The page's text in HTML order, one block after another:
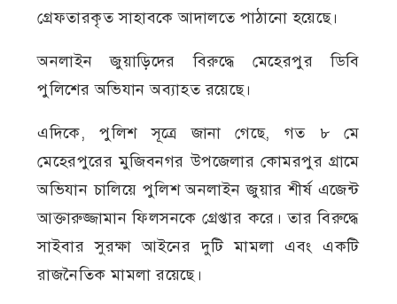
গ্রেফতারকৃত সাহাবকে আদালতে পাঠানো হয়েছে।
অনলাইন জুয়াড়িদের বিরুদ্ধে মেহেরপুর ডিবি
পুলিশের অভিযান অব্যাহত রয়েছে।
এদিকে, পুলিশ সূত্রে জানা গেছে, গত ৮ মে
মেহেরপুরের মুজিবনগর উপজেলার কোমরপুর গ্রামে
অভিযান চালিয়ে পুলিশ অনলাইন জুয়ার শীর্ষ এজেন্ট
আক্তারুজ্জামান ফিলসনকে গ্রেপ্তার করে। তার বিরুদ্ধে
সাইবার সুরক্ষা আইনের দুটি মামলা এবং একটি
রাজনৈতিক মামলা রয়েছে।